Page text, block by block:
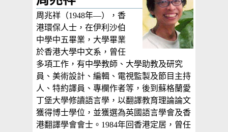
周兆祥（1948年—），香
港環保人士，在伊利沙伯
中學中五畢業，大學畢業
於香港大學中文系，曾任
多項工作，有中學教師、大學助教及研究
員、美術設計、編輯、電視監製及節目主持
人、特約譯員、專欄作者等，後到蘇格蘭愛
丁堡大學修讀語言學，以翻譯教育理論論文
獲得博士學位，並獲選為英國語言學會及香
港翻譯學會會士。1984年回香港定居，曾任